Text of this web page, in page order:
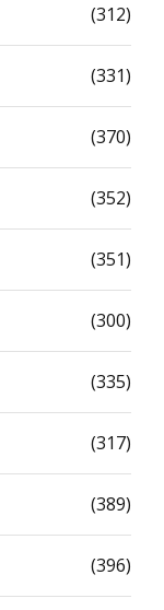
(312)
(331)
(370)
(352)
(351)
(300)
(335)
(317)
(389)
(396)